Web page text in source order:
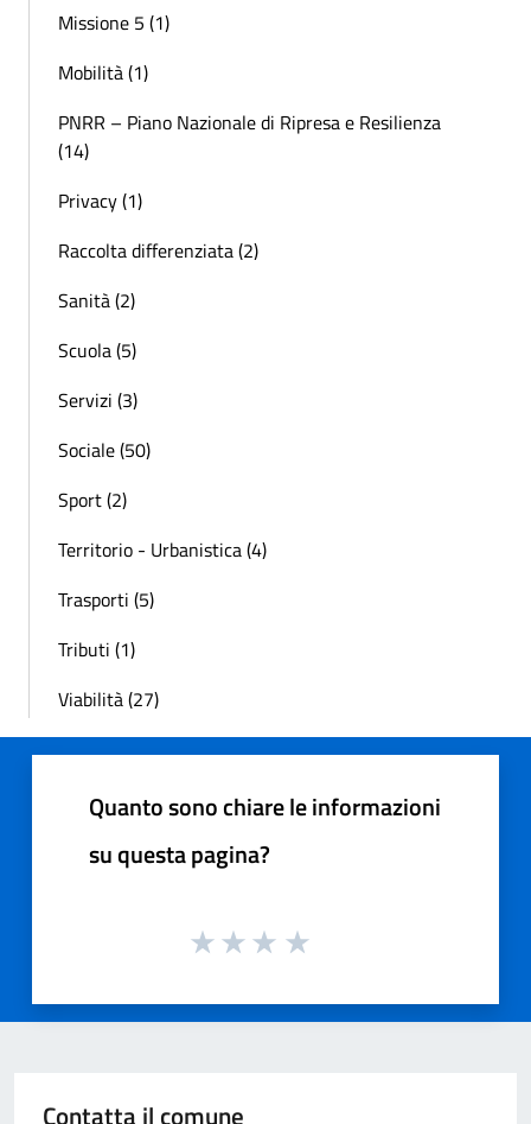
Missione 5 (1)
Mobilità (1)
PNRR – Piano Nazionale di Ripresa e Resilienza
(14)
Privacy (1)
Raccolta differenziata (2)
Sanità (2)
Scuola (5)
Servizi (3)
Sociale (50)
Sport (2)
Territorio - Urbanistica (4)
Trasporti (5)
Tributi (1)
Viabilità (27)
Quanto sono chiare le informazioni
su questa pagina?
Contatta il comune